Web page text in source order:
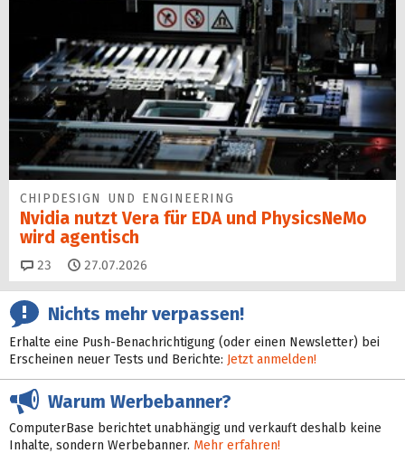
CHIPDESIGN UND ENGINEERING
Nvidia nutzt Vera für EDA und PhysicsNeMo
wird agentisch
23 Kommentare
27.07.2026
Nichts mehr verpassen!
Erhalte eine Push-Benachrichtigung (oder einen Newsletter) bei
Erscheinen neuer Tests und Berichte: Jetzt anmelden!
Warum Werbebanner?
ComputerBase berichtet unabhängig und verkauft deshalb keine
Inhalte, sondern Werbebanner. Mehr erfahren!